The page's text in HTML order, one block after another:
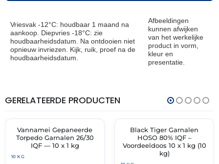
Vriesvak -12°C: houdbaar 1 maand na
aankoop. Diepvries -18°C: zie
houdbaarheidsdatum. Na ontdooien niet
opnieuw invriezen. Kijk, ruik, proef na de
houdbaarheidsdatum.
Afbeeldingen
kunnen afwijken
van het werkelijke
product in vorm,
kleur en
presentatie.
GERELATEERDE PRODUCTEN
🔥 OP=OP
THT:
24-
Vannamei Gepaneerde
Torpedo Garnalen 26/30
IQF — 10 x 1 kg
10 KG
✓ VAST ASSORTIMENT
Black Tiger Garnalen
HOSO 80% IQF –
Voordeeldoos 10 x 1 kg (10
kg)